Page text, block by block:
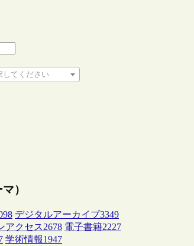
してください
い
）
デジタルアーカイブ3349
アクセス2678 電子書籍2227
学術情報1947